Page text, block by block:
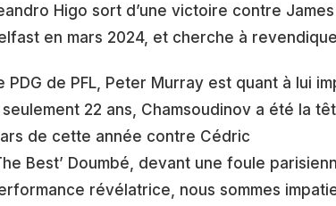
Higo sort d’une victoire contre
en mars 2024, et cherche à
PDG de PFL, Peter Murray est quant à lui
seulement 22 ans, Chamsoudinov a été la
de cette année contre Cédric
Best’ Doumbé, devant une foule
révélatrice, nous sommes